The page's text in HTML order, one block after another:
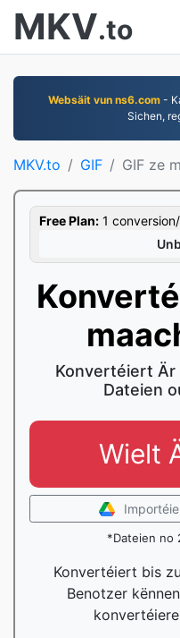
MKV.to
Websäit vun ns6.com -
Sichen,
MKV.to GIF GIF ze
Free Plan: 1
Konvertéiert Är
Dateien
Wielt
*Dateien no
Konvertéiert bis
Benotzer